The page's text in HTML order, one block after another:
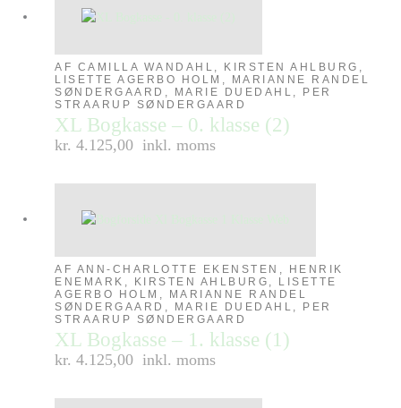
AF CAMILLA WANDAHL, KIRSTEN AHLBURG,
LISETTE AGERBO HOLM, MARIANNE RANDEL
SØNDERGAARD, MARIE DUEDAHL, PER
STRAARUP SØNDERGAARD
XL Bogkasse – 0. klasse (2)
kr. 4.125,00 inkl. moms
AF ANN-CHARLOTTE EKENSTEN, HENRIK
ENEMARK, KIRSTEN AHLBURG, LISETTE
AGERBO HOLM, MARIANNE RANDEL
SØNDERGAARD, MARIE DUEDAHL, PER
STRAARUP SØNDERGAARD
XL Bogkasse – 1. klasse (1)
kr. 4.125,00 inkl. moms